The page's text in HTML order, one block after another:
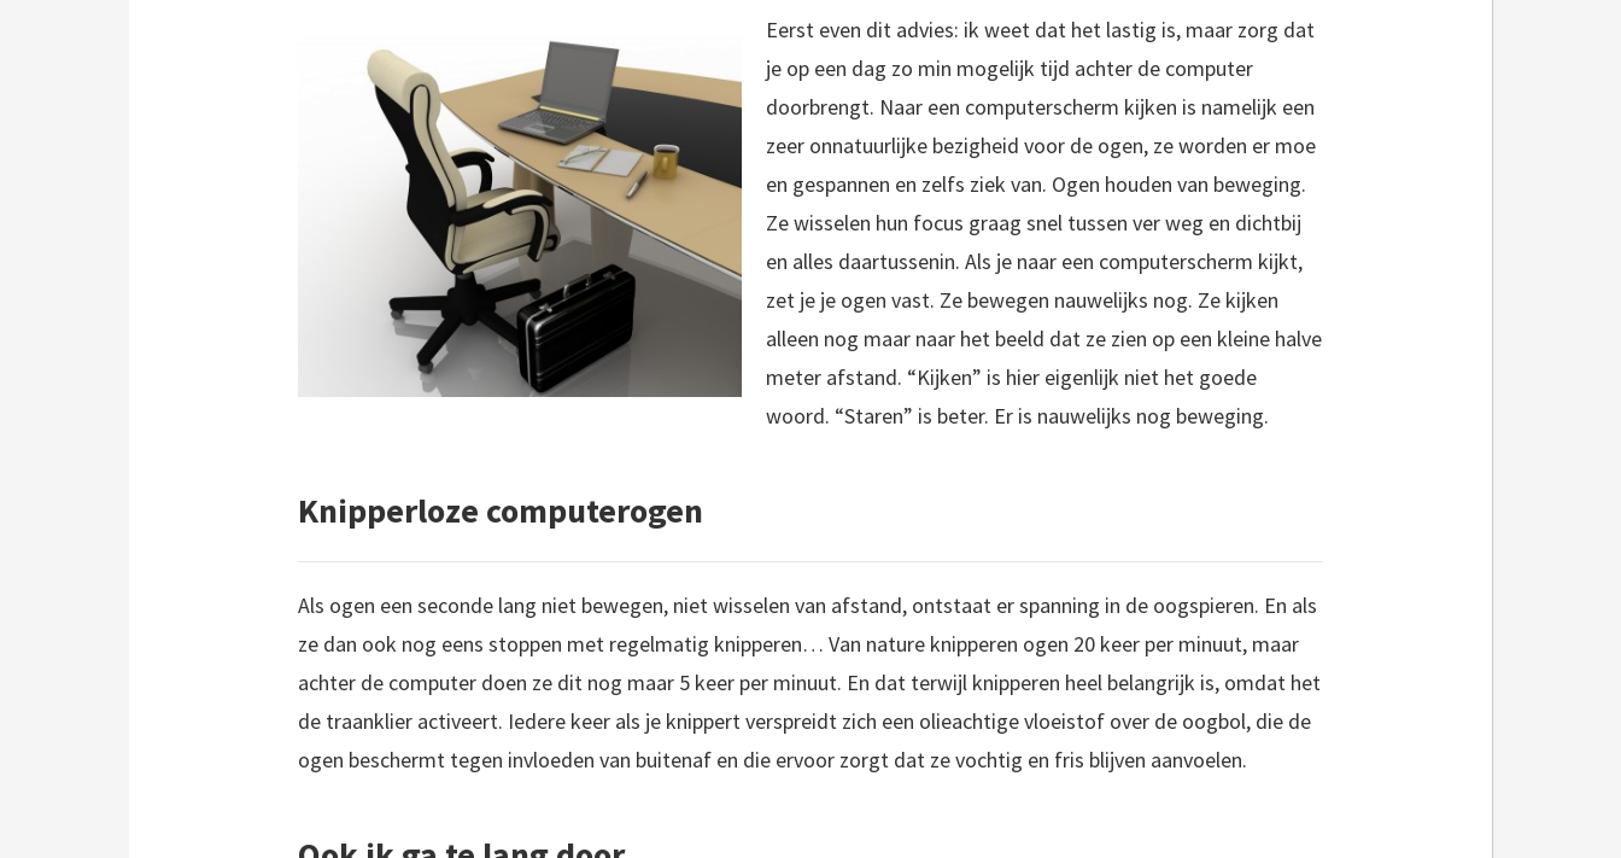
Eerst even dit advies: ik weet dat het lastig is, maar zorg dat
je op een dag zo min mogelijk tijd achter de computer
doorbrengt. Naar een computerscherm kijken is namelijk een
zeer onnatuurlijke bezigheid voor de ogen, ze worden er moe
en gespannen en zelfs ziek van. Ogen houden van beweging.
Ze wisselen hun focus graag snel tussen ver weg en dichtbij
en alles daartussenin. Als je naar een computerscherm kijkt,
zet je je ogen vast. Ze bewegen nauwelijks nog. Ze kijken
alleen nog maar naar het beeld dat ze zien op een kleine halve
meter afstand. “Kijken” is hier eigenlijk niet het goede
woord. “Staren” is beter. Er is nauwelijks nog beweging.
Knipperloze computerogen
Als ogen een seconde lang niet bewegen, niet wisselen van afstand, ontstaat er spanning in de oogspieren. En als
ze dan ook nog eens stoppen met regelmatig knipperen… Van nature knipperen ogen 20 keer per minuut, maar
achter de computer doen ze dit nog maar 5 keer per minuut. En dat terwijl knipperen heel belangrijk is, omdat het
de traanklier activeert. Iedere keer als je knippert verspreidt zich een olieachtige vloeistof over de oogbol, die de
ogen beschermt tegen invloeden van buitenaf en die ervoor zorgt dat ze vochtig en fris blijven aanvoelen.